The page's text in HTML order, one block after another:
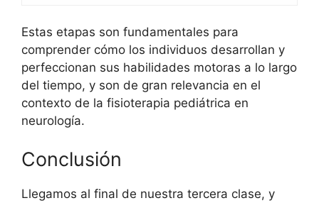
Estas etapas son fundamentales para
comprender cómo los individuos desarrollan y
perfeccionan sus habilidades motoras a lo largo
del tiempo, y son de gran relevancia en el
contexto de la fisioterapia pediátrica en
neurología.
Conclusión
Llegamos al final de nuestra tercera clase, y